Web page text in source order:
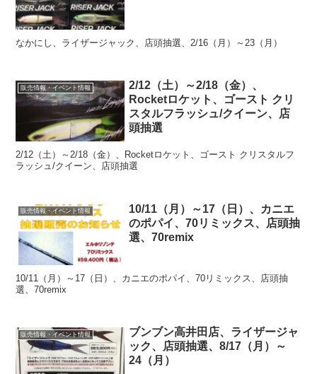
なかにし、ライザージャック、店頭抽選、2/16（月）～23（月）
販売情報・イベント情報
2/12（土）～2/18（金）、
Rocketロケット、ゴースト クリ
スタルフラッシュ/クイーン、店
頭抽選
2/12（土）～2/18（金）、Rocketロケット、ゴースト クリスタルフ
ラッシュ/クイーン、店頭抽選
販売情報・イベント情報
10/11（月）～17（日）、カニエ
のポパイ、70リミックス、店頭抽
選、70remix
10/11（月）～17（日）、カニエのポパイ、70リミックス、店頭抽
選、70remix
販売情報・イベント情報
ブンブン高井田店、ライザージャ
ック、店頭抽選、8/17（月）～
24（月）